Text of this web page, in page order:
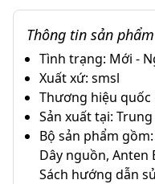
Thông tin sản phẩm
Tình trạng: Mới -
Xuất xứ: smsl
Thương hiệu quốc
Sản xuất tại:
Bộ sản phẩm gồm:
Dây nguồn,
Sách hướng dẫn